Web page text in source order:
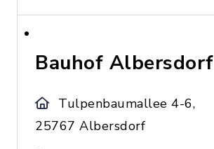
Bauhof Albersdorf
Tulpenbaumallee 4-6,
25767 Albersdorf